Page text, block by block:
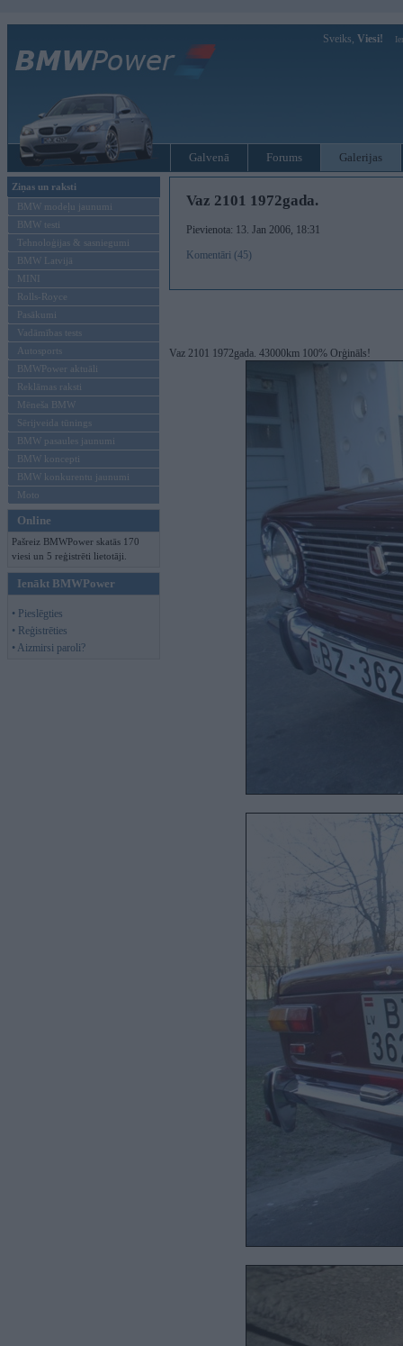
Sveiks, Viesi!
Galvenā Forums Galerijas
Ziņas un raksti
BMW modeļu jaunumi
BMW testi
Tehnoloģijas & sasniegumi
BMW Latvijā
MINI
Rolls-Royce
Pasākumi
Vadāmības tests
Autosports
BMWPower aktuāli
Reklāmas raksti
Mēneša BMW
Sērijveida tūnings
BMW pasaules jaunumi
BMW koncepti
BMW konkurentu jaunumi
Moto
Online
Pašreiz BMWPower skatās 170
viesi un 5 reģistrēti lietotāji.
Ienākt BMWPower
• Pieslēgties
• Reģistrēties
• Aizmirsi paroli?
Vaz 2101 1972gada.
Pievienota: 13. Jan 2006, 18:31
Komentāri (45)
Vaz 2101 1972gada. 43000km 100% Orģināls!